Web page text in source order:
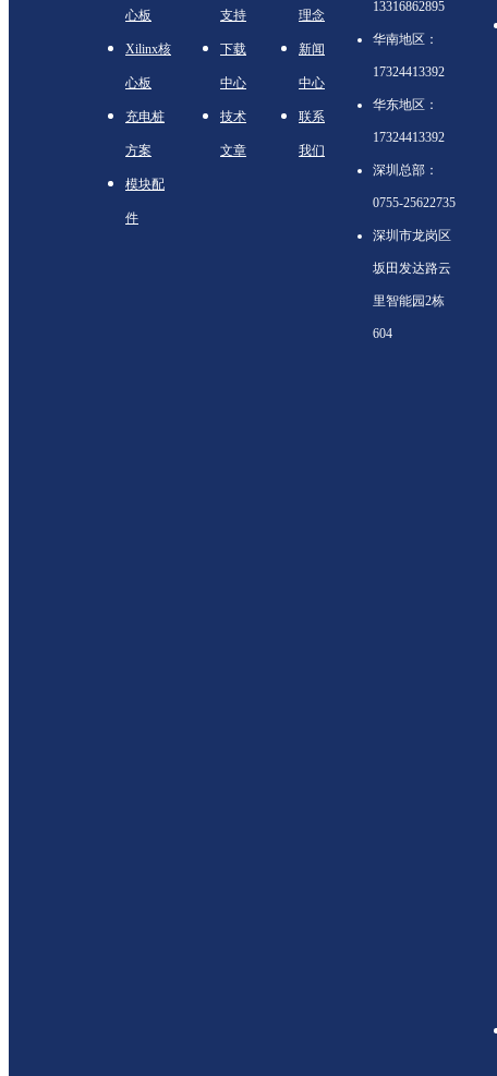
心板
Xilinx核
心板
充电桩
方案
模块配
件
支持
下载
中心
技术
文章
理念
新闻
中心
联系
我们
13316862895
华南地区：
17324413392
华东地区：
17324413392
深圳总部：
0755-25622735
深圳市龙岗区
坂田发达路云
里智能园2栋
604